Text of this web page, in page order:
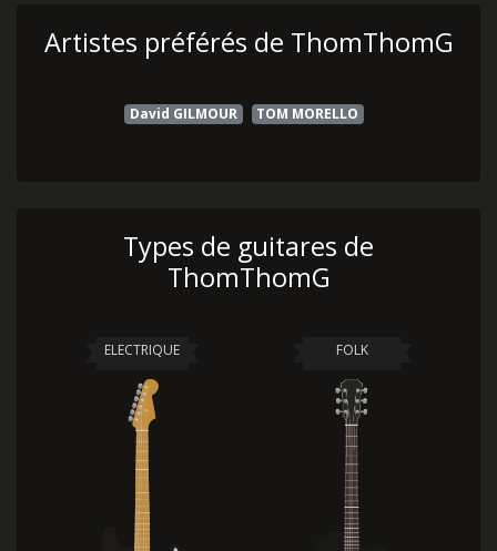
Artistes préférés de ThomThomG
David GILMOUR TOM MORELLO
Types de guitares de
ThomThomG
ELECTRIQUE FOLK